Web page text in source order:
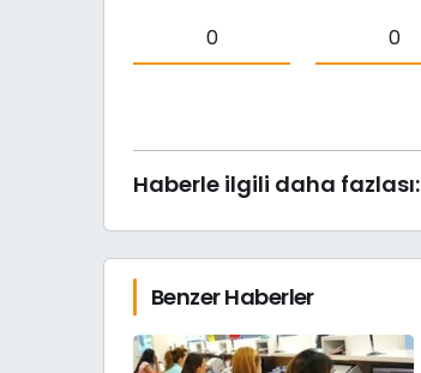
0 0
Haberle ilgili daha fazlası:
Benzer Haberler